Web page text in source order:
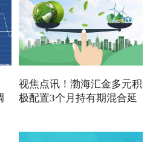
视焦点讯！渤海汇金多元积
极配置3个月持有期混合延